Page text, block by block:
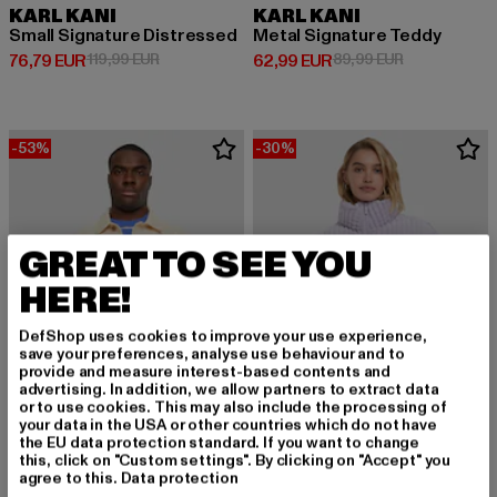
KARL KANI
Small Signature Distressed
76,79 EUR
Derzeitiger Preis: 76,79 EUR
119,99 EURAktionspreis: 119,99 EUR
KARL KANI
Metal Signature Teddy
62,99 EUR
Derzeitiger Preis: 62,99 EUR
89,99 EURAktionspreis:
-53%
ZOO YORK
Essential
-30%
KARL KANI
GREAT TO SEE YOU
HERE!
DefShop uses cookies to improve your use experience,
save your preferences, analyse use behaviour and to
provide and measure interest-based contents and
advertising. In addition, we allow partners to extract data
or to use cookies. This may also include the processing of
your data in the USA or other countries which do not have
the EU data protection standard. If you want to change
this, click on "Custom settings". By clicking on "Accept" you
agree to this. Data protection